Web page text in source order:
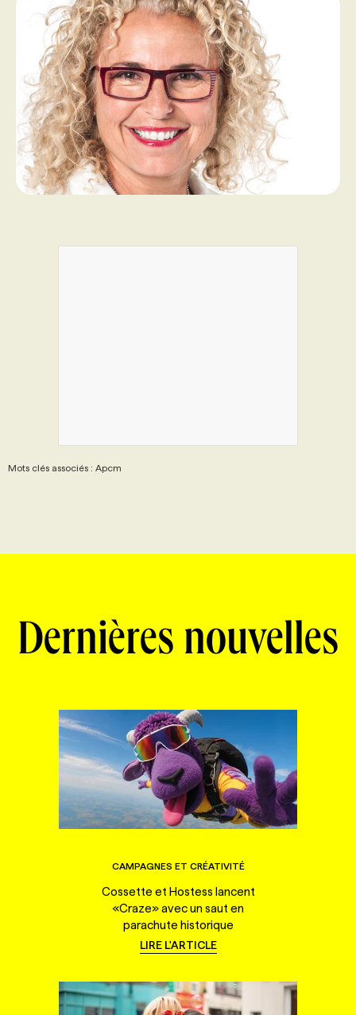
Mots clés associés : Apcm
Dernières nouvelles
CAMPAGNES ET CRÉATIVITÉ
Cossette et Hostess lancent
«Craze» avec un saut en
parachute historique
LIRE L'ARTICLE